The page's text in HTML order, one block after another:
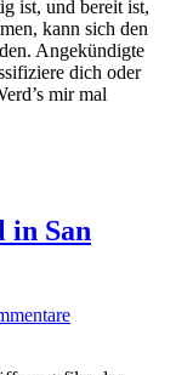
ist, und bereit ist,
kann sich den
Angekündigte
dich oder
mir mal
in San